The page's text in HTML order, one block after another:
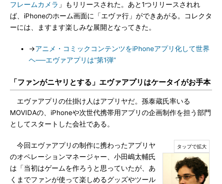
フレームカメラ 」もリリースされた。あと1つリリースされれ
ば、iPhoneのホーム画面に「エヴァ行」ができあがる。コレクタ
ーには、ますます楽しみな展開となってきた。
→アニメ・コミックコンテンツをiPhoneアプリ化して世界
ヘ──エヴァアプリは“第1弾”
「ファンがニヤリとする」エヴァアプリはケータイがお手本
エヴァアプリの仕掛け人はアプリヤだ。孫泰蔵氏率いる
MOVIDAの、iPhoneや次世代携帯用アプリの企画制作を担う部門
としてスタートした会社である。
今回エヴァアプリの制作に携わったアプリヤ
のオペレーションマネージャー、小田嶋太輔氏
は「当初はゲームを作ろうと思っていたが、あ
くまでファンが使って楽しめるグッズやツール